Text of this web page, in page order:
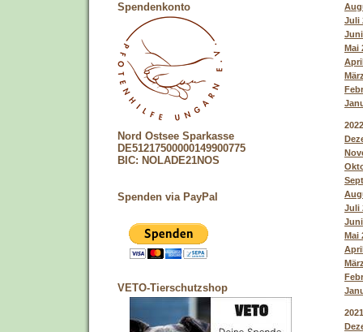
Spendenkonto
Nord Ostsee Sparkasse
DE51217500000149900775
BIC: NOLADE21NOS
Spenden via PayPal
VETO-Tierschutzshop
Juli
Mai
2022
Juli
Mai
2021